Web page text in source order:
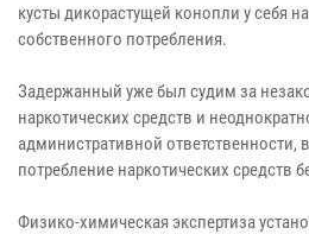
кусты дикорастущей конопли у себя
собственного потребления.
Задержанный уже был судим за
наркотических средств и
административной ответственности,
потребление наркотических средств
Физико-химическая экспертиза